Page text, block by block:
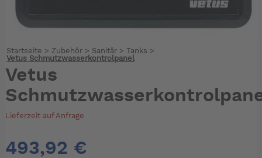
Startseite > Zubehör> Sanitär> Tanks >
Vetus Schmutzwasserkontrolpanel
Vetus
Lieferzeit auf Anfrage
493,92 €